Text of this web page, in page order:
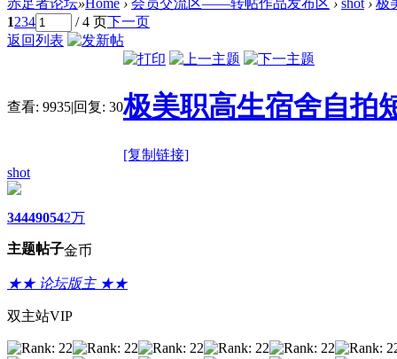
1234 / 4 页下一页
返回列表
查看: 9935|回复: 30极美职高生宿舍自拍
[复制链接]
shot
3444
主题
9054
帖子
2万
金币
★★ 论坛版主 ★★
双主站VIP